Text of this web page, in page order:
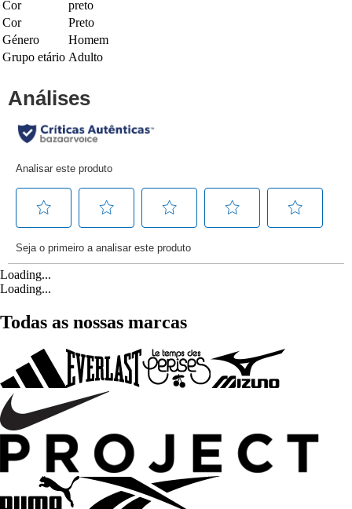
Cor
preto
Cor
Preto
Género
Homem
Grupo etário Adulto
Loading...
Loading...
Todas as nossas marcas